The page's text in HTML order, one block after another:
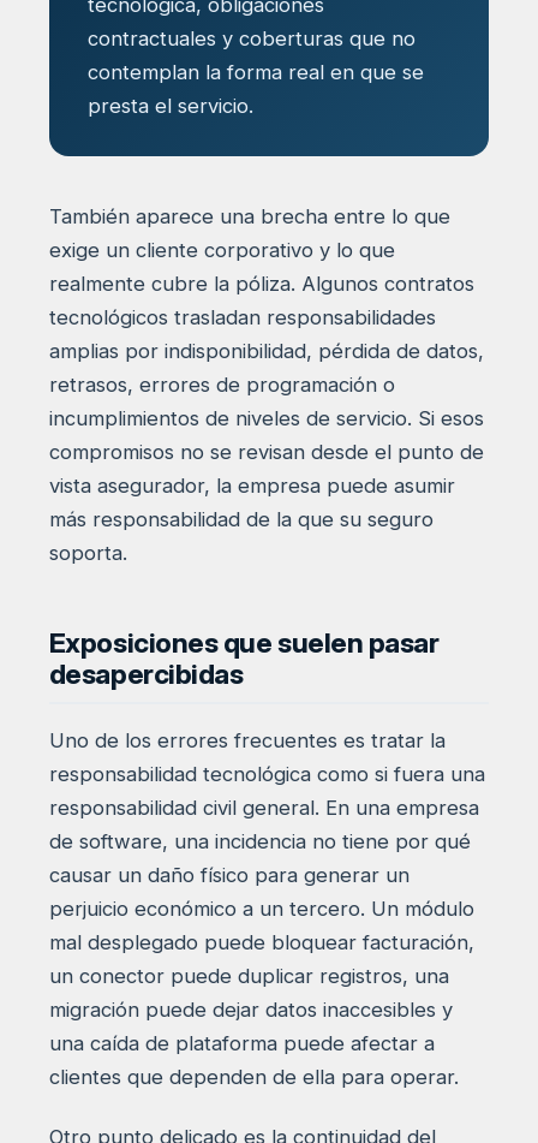
contractuales y coberturas que no
contemplan la forma real en que se
presta el servicio.
También aparece una brecha entre lo que
exige un cliente corporativo y lo que
realmente cubre la póliza. Algunos contratos
tecnológicos trasladan responsabilidades
amplias por indisponibilidad, pérdida de datos,
retrasos, errores de programación o
incumplimientos de niveles de servicio. Si esos
compromisos no se revisan desde el punto de
vista asegurador, la empresa puede asumir
más responsabilidad de la que su seguro
soporta.
Exposiciones que suelen pasar
desapercibidas
Uno de los errores frecuentes es tratar la
responsabilidad tecnológica como si fuera una
responsabilidad civil general. En una empresa
de software, una incidencia no tiene por qué
causar un daño físico para generar un
perjuicio económico a un tercero. Un módulo
mal desplegado puede bloquear facturación,
un conector puede duplicar registros, una
migración puede dejar datos inaccesibles y
una caída de plataforma puede afectar a
clientes que dependen de ella para operar.
Otro punto delicado es la continuidad del